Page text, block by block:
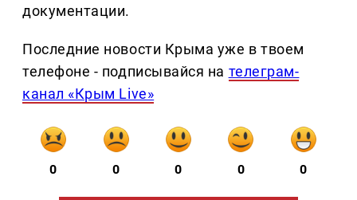
документации.
Последние новости Крыма уже в твоем
телефоне - подписывайся на телеграм-
канал «Крым Live»
0 0 0 0 0